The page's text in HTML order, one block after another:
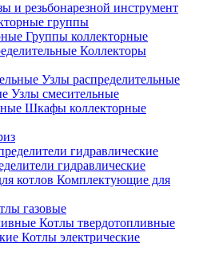
и резьбонарезной инструмент
группы
Группы коллекторные
Коллекторы
Узлы распределительные
Узлы смесительные
Шкафы коллекторные
гидравлические
Комплектующие для
газовые
Котлы твердотопливные
Котлы электрические